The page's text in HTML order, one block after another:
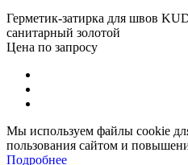
Герметик-затирка для швов
санитарный золотой
Цена по запросу
Мы используем файлы cookie
пользования сайтом и
Подробнее